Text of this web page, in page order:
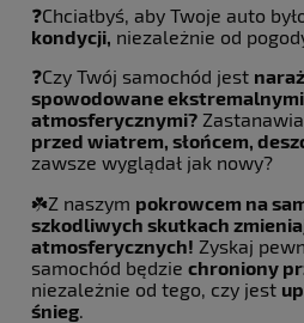
❓Chciałbyś, aby Twoje auto
kondycji, niezależnie od
❓Czy Twój samochód jest
spowodowane
atmosferycznymi?
przed wiatrem, słońcem,
zawsze wyglądał jak nowy?
☘️Z naszym pokrowcem na
szkodliwych skutkach
atmosferycznych! Zyskaj
samochód będzie chroniony
niezależnie od tego, czy jest
śnieg